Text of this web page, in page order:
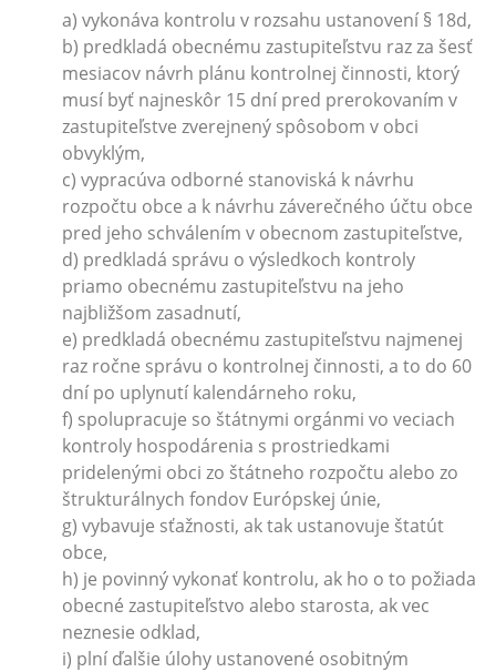
a) vykonáva kontrolu v rozsahu ustanovení § 18d,
b) predkladá obecnému zastupiteľstvu raz za šesť
mesiacov návrh plánu kontrolnej činnosti, ktorý
musí byť najneskôr 15 dní pred prerokovaním v
zastupiteľstve zverejnený spôsobom v obci
obvyklým,
c) vypracúva odborné stanoviská k návrhu
rozpočtu obce a k návrhu záverečného účtu obce
pred jeho schválením v obecnom zastupiteľstve,
d) predkladá správu o výsledkoch kontroly
priamo obecnému zastupiteľstvu na jeho
najbližšom zasadnutí,
e) predkladá obecnému zastupiteľstvu najmenej
raz ročne správu o kontrolnej činnosti, a to do 60
dní po uplynutí kalendárneho roku,
f) spolupracuje so štátnymi orgánmi vo veciach
kontroly hospodárenia s prostriedkami
pridelenými obci zo štátneho rozpočtu alebo zo
štrukturálnych fondov Európskej únie,
g) vybavuje sťažnosti, ak tak ustanovuje štatút
obce,
h) je povinný vykonať kontrolu, ak ho o to požiada
obecné zastupiteľstvo alebo starosta, ak vec
neznesie odklad,
i) plní ďalšie úlohy ustanovené osobitným